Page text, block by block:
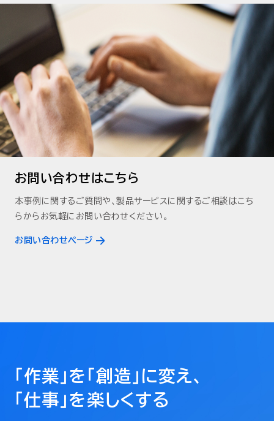
お問い合わせはこちら
本事例に関するご質問や、製品サービスに関するご相談はこち
らからお気軽にお問い合わせください。
お問い合わせページ
「作業」を「創造」に変え、
「仕事」を楽しくする